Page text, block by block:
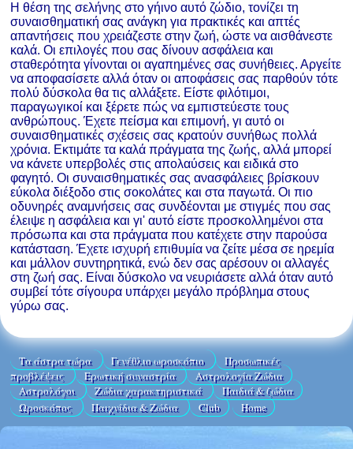
Η θέση της σελήνης στο γήινο αυτό ζώδιο, τονίζει τη
συναισθηματική σας ανάγκη για πρακτικές και απτές
απαντήσεις που χρειάζεστε στην ζωή, ώστε να αισθάνεστε
καλά. Οι επιλογές που σας δίνουν ασφάλεια και
σταθερότητα γίνονται οι αγαπημένες σας συνήθειες. Αργείτε
να αποφασίσετε αλλά όταν οι αποφάσεις σας παρθούν τότε
πολύ δύσκολα θα τις αλλάξετε. Είστε φιλότιμοι,
παραγωγικοί και ξέρετε πώς να εμπιστεύεστε τους
ανθρώπους. Έχετε πείσμα και επιμονή, γι αυτό οι
συναισθηματικές σχέσεις σας κρατούν συνήθως πολλά
χρόνια. Εκτιμάτε τα καλά πράγματα της ζωής, αλλά μπορεί
να κάνετε υπερβολές στις απολαύσεις και ειδικά στο
φαγητό. Οι συναισθηματικές σας ανασφάλειες βρίσκουν
εύκολα διέξοδο στις σοκολάτες και στα παγωτά. Οι πιο
οδυνηρές αναμνήσεις σας συνδέονται με στιγμές που σας
έλειψε η ασφάλεια και γι' αυτό είστε προσκολλημένοι στα
πρόσωπα και στα πράγματα που κατέχετε στην παρούσα
κατάσταση. Έχετε ισχυρή επιθυμία να ζείτε μέσα σε ηρεμία
και μάλλον συντηρητικά, ενώ δεν σας αρέσουν οι αλλαγές
στη ζωή σας. Είναι δύσκολο να νευριάσετε αλλά όταν αυτό
συμβεί τότε σίγουρα υπάρχει μεγάλο πρόβλημα στους
γύρω σας.
Τα άστρα τώρα Γενέθλιο ωροσκόπιο
Προσωπικές
προβλέψεις
Ερωτική συναστρία
Αστρολογία Ζώδια
Aστρολόγοι
Ζώδια χαρακτηριστικά
Παιδιά & ζώδια
Ωροσκόπος
Παιχνίδια & Ζώδια Club Home